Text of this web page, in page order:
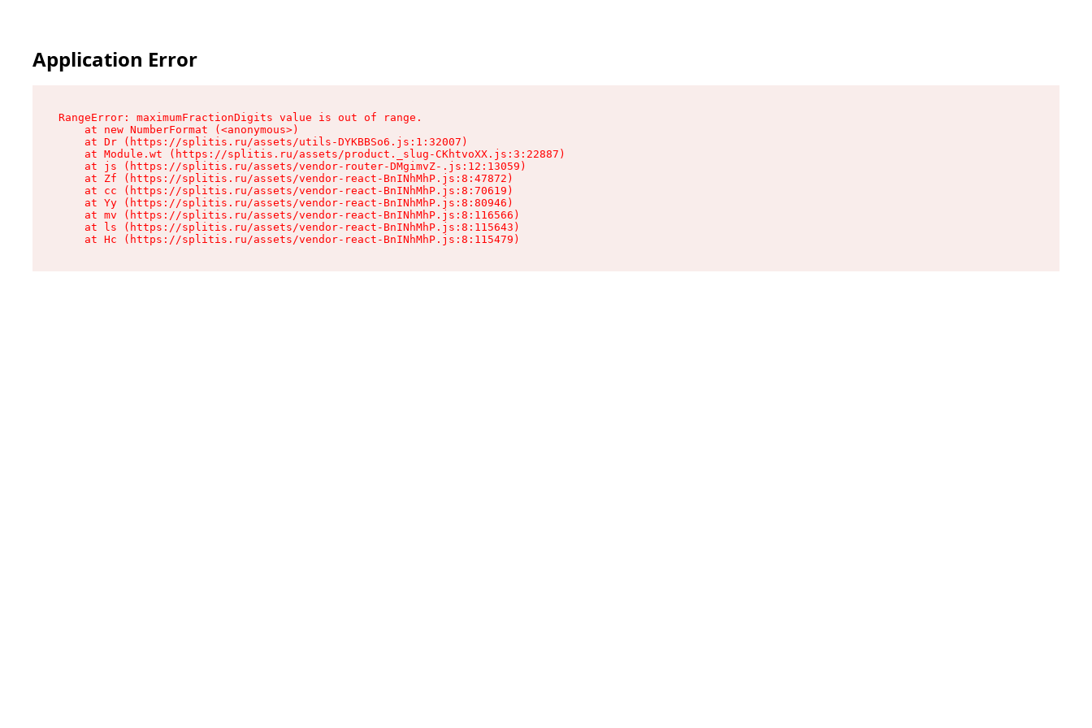
Application Error
RangeError: maximumFractionDigits value is out of range.
    at new NumberFormat (<anonymous>)
    at Dr (https://splitis.ru/assets/utils-DYKBBSo6.js:1:32007)
    at Module.wt (https://splitis.ru/assets/product._slug-CKhtvoXX.js:3:22887)
    at js (https://splitis.ru/assets/vendor-router-DMgimvZ-.js:12:13059)
    at Zf (https://splitis.ru/assets/vendor-react-BnINhMhP.js:8:47872)
    at cc (https://splitis.ru/assets/vendor-react-BnINhMhP.js:8:70619)
    at Yy (https://splitis.ru/assets/vendor-react-BnINhMhP.js:8:80946)
    at mv (https://splitis.ru/assets/vendor-react-BnINhMhP.js:8:116566)
    at ls (https://splitis.ru/assets/vendor-react-BnINhMhP.js:8:115643)
    at Hc (https://splitis.ru/assets/vendor-react-BnINhMhP.js:8:115479)